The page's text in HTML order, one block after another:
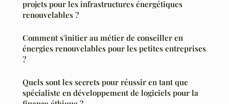
projets pour les infrastructures énergétiques
renouvelables ?
Comment s'initier au métier de conseiller en
énergies renouvelables pour les petites entreprises
?
Quels sont les secrets pour réussir en tant que
spécialiste en développement de logiciels pour la